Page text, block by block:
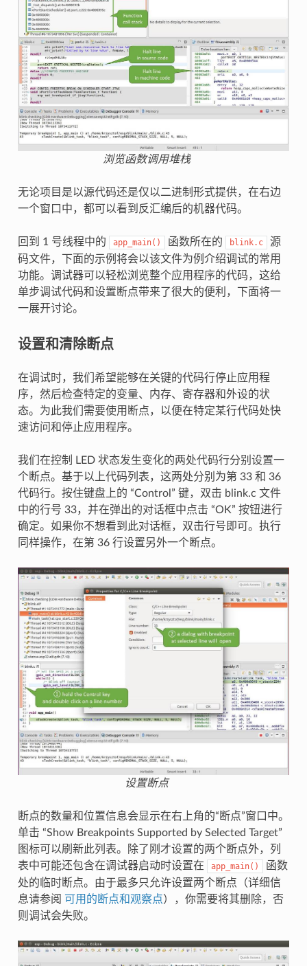
浏览函数调用堆栈
无论项目是以源代码还是仅以二进制形式提供，在右边
一个窗口中，都可以看到反汇编后的机器代码。
回到 1 号线程中的 app_main() 函数所在的 blink.c
源
码文件，下面的示例将会以该文件为例介绍调试的常用
功能。调试器可以轻松浏览整个应用程序的代码，这给
单步调试代码和设置断点带来了很大的便利，下面将一
一展开讨论。
设置和清除断点
在调试时，我们希望能够在关键的代码行停止应用程
序，然后检查特定的变量、内存、寄存器和外设的状
态。为此我们需要使用断点，以便在特定某行代码处快
速访问和停止应用程序。
我们在控制 LED 状态发生变化的两处代码行分别设置一
个断点。基于以上代码列表，这两处分别为第 33 和 36
代码行。按住键盘上的 “Control” 键，双击 blink.c 文件
中的行号 33，并在弹出的对话框中点击 “OK” 按钮进行
确定。如果你不想看到此对话框，双击行号即可。执行
同样操作，在第 36 行设置另外一个断点。
设置断点
断点的数量和位置信息会显示在右上角的“断点”窗口中。
单击 “Show Breakpoints Supported by Selected Target”
图标可以刷新此列表。除了刚才设置的两个断点外，列
表中可能还包含在调试器启动时设置在
app_main()
函数
处的临时断点。由于最多只允许设置两个断点（详细信
息请参阅 可用的断点和观察点 ），你需要将其删除，否
则调试会失败。